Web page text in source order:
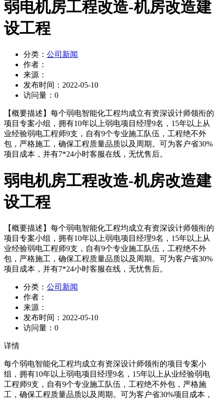
弱电机房工程改造-机房改造建
设工程
分类： 公司新闻
作者：
来源：
发布时间： 2022-05-10
访问量： 0
【概要描述】 每个弱电智能化工程均成立有资深设计师领衔的
项目专案小组，拥有10年以上弱电项目经理9名，15年以上从
业经验弱电工程师9支，自有9个专业施工队伍，工程绝不外
包，严格施工，确保工程质量品质以及周期。可为客户省30%
项目成本，并有7*24小时客服在线，无忧售后。
弱电机房工程改造-机房改造建
设工程
【概要描述】 每个弱电智能化工程均成立有资深设计师领衔的
项目专案小组，拥有10年以上弱电项目经理9名，15年以上从
业经验弱电工程师9支，自有9个专业施工队伍，工程绝不外
包，严格施工，确保工程质量品质以及周期。可为客户省30%
项目成本，并有7*24小时客服在线，无忧售后。
分类： 公司新闻
作者：
来源：
发布时间： 2022-05-10
访问量： 0
详情
每个弱电智能化工程均成立有资深设计师领衔的项目专案小
组，拥有10年以上弱电项目经理9名，15年以上从业经验弱电
工程师9支，自有9个专业施工队伍，工程绝不外包，严格施
工，确保工程质量品质以及周期。可为客户省30%项目成本，